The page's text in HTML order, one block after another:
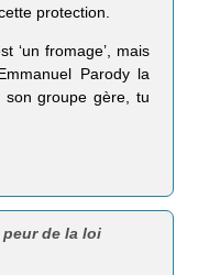
protection.
‘un fromage’, mais
Parody la
son groupe gère, tu
de la loi